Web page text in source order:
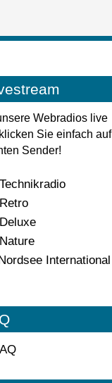
Webradios live
Sie einfach auf
Sender!
International